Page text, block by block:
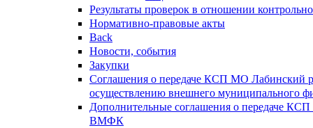
Результаты проверок в отношении
Нормативно-правовые акты
Back
Новости, события
Закупки
Соглашения о передаче КСП МО Лабинский
осуществлению внешнего муниципального
Дополнительные соглашения о передаче
ВМФК